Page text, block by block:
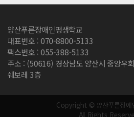
양산푸른장애인평생학교
대표번호 : 070-8800-5133
팩스번호 : 055-388-5133
주소 : (50616) 경상남도 양산시 중앙우
쉐보레 3층
Copyright © 양산푸른장애
All Rights